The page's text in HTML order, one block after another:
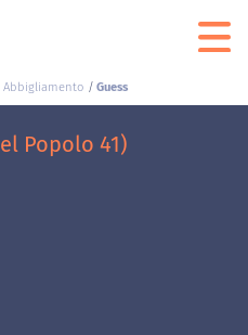
Abbigliamento Guess
Popolo 41)